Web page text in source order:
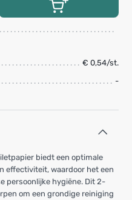
€ 0,54/st.
-
biedt een optimale
effectiviteit, waardoor het een
persoonlijke hygiëne. Dit 2-
om een grondige reiniging